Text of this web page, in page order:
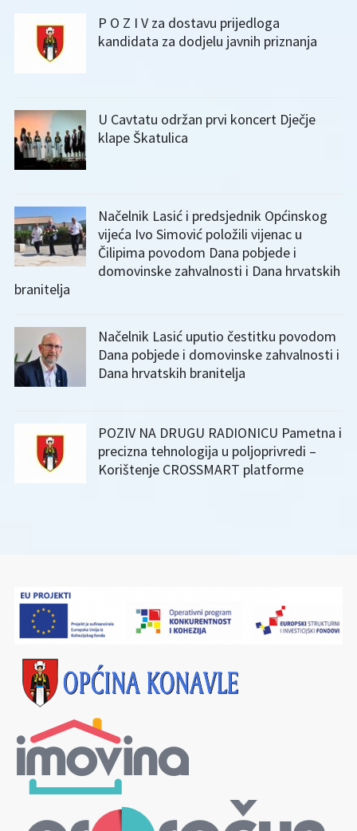
P O Z I V za dostavu prijedloga
kandidata za dodjelu javnih priznanja
U Cavtatu održan prvi koncert Dječje
klape Škatulica
Načelnik Lasić i predsjednik Općinskog
vijeća Ivo Simović položili vijenac u
Čilipima povodom Dana pobjede i
domovinske zahvalnosti i Dana hrvatskih
branitelja
Načelnik Lasić uputio čestitku povodom
Dana pobjede i domovinske zahvalnosti i
Dana hrvatskih branitelja
POZIV NA DRUGU RADIONICU Pametna i
precizna tehnologija u poljoprivredi –
Korištenje CROSSMART platforme